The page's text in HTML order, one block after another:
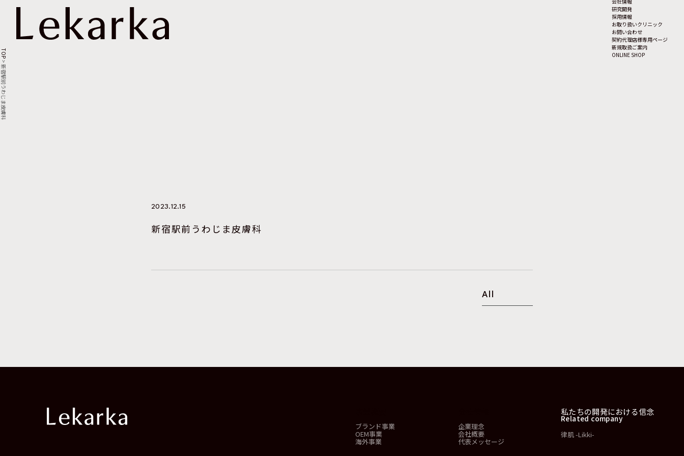
研究開発
採用情報
お取り扱いクリニック
お問い合わせ
契約代理店様専用ページ
新規取扱ご案内
ONLINE SHOP
TOP
>
新宿駅前うわじま皮膚科
2023.12.15
新宿駅前うわじま皮膚科
All
ブランド事業
OEM事業
海外事業
企業理念
会社概要
代表メッセージ
私たちの開発における信念
Related company
律肌 -Likki-